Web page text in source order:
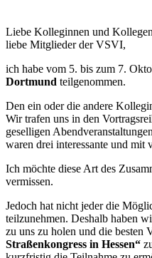
Liebe Kolleginnen und
liebe Mitglieder der VSVI,
ich habe vom 5. bis zum 7.
Dortmund teilgenommen.
Den ein oder die andere
Wir trafen uns in den
geselligen
waren drei interessante und mit
Ich möchte diese Art des
vermissen.
Jedoch hat nicht jeder die
teilzunehmen. Deshalb haben
zu uns zu holen und die besten
Straßenkongress in Hessen“